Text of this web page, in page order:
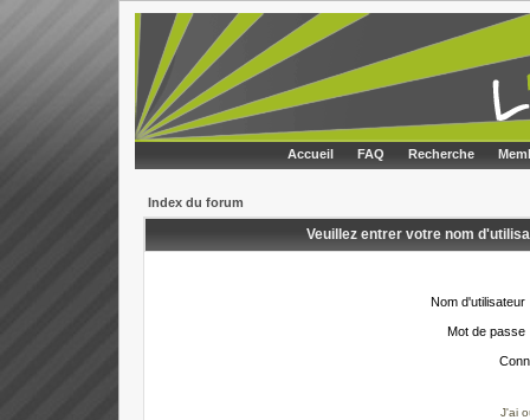
Accueil FAQ Recherche
Index du forum
Veuillez entrer votre nom
Nom d'utilisateur
Mot de passe
J'ai